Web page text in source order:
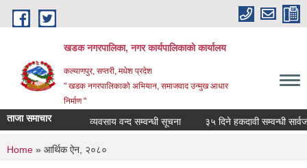
Skip to main content
खडक नगरपालिका, नगर कार्यपालिकाकाे कार्यालय
कल्याणपुर, सप्तरी, मधेश प्रदेश
" खडक नगरपालिकाको अभियान, समाजवाद उन्मुख आधार
निर्माण "
ताजा समाचार व्यवसाय वन्द सम्वन्धी सूचना ३५ दिने हकदावी सम्वन्धी
You are here
Home » आर्थिक ऐन, २०८०